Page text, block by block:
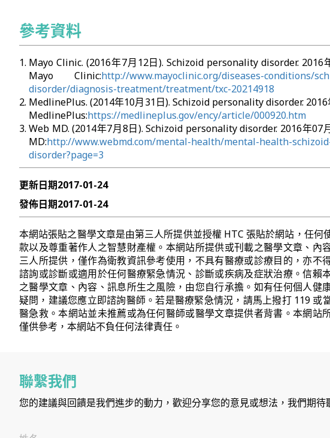
參考資料
Mayo Clinic. (2016年7月12日). Schizoid personality disorder. 2016
Mayo Clinic:http://www.mayoclinic.org/diseases-conditions/
disorder/diagnosis-treatment/treatment/txc-20214918
MedlinePlus. (2014年10月31日). Schizoid personality disorder. 2016
MedlinePlus:https://medlineplus.gov/ency/article/000920.htm
Web MD. (2014年7月8日). Schizoid personality disorder. 2016年07
MD:http://www.webmd.com/mental-health/mental-health-
disorder?page=3
更新日期2017-01-24
發佈日期2017-01-24
本網站張貼之醫學文章是由第三人所提供並授權 HTC 張貼於網站，任何
款以及尊重著作人之智慧財產權。本網站所提供或刊載之醫學文章、內
三人所提供，僅作為衛教資訊參考使用，不具有醫療或診療目的，亦不
諮詢或診斷或適用於任何醫療緊急情況、診斷或疾病及症狀治療。信賴
之醫學文章、內容、訊息所生之風險，由您自行承擔。如有任何個人健
疑問，建議您應立即諮詢醫師。若是醫療緊急情況，請馬上撥打 119 或
醫急救。本網站並未推薦或為任何醫師或醫學文章提供者背書。本網站
僅供參考，本網站不負任何法律責任。
聯繫我們
您的建議與回饋是我們進步的動力，歡迎分享您的意見或想法，我們期待